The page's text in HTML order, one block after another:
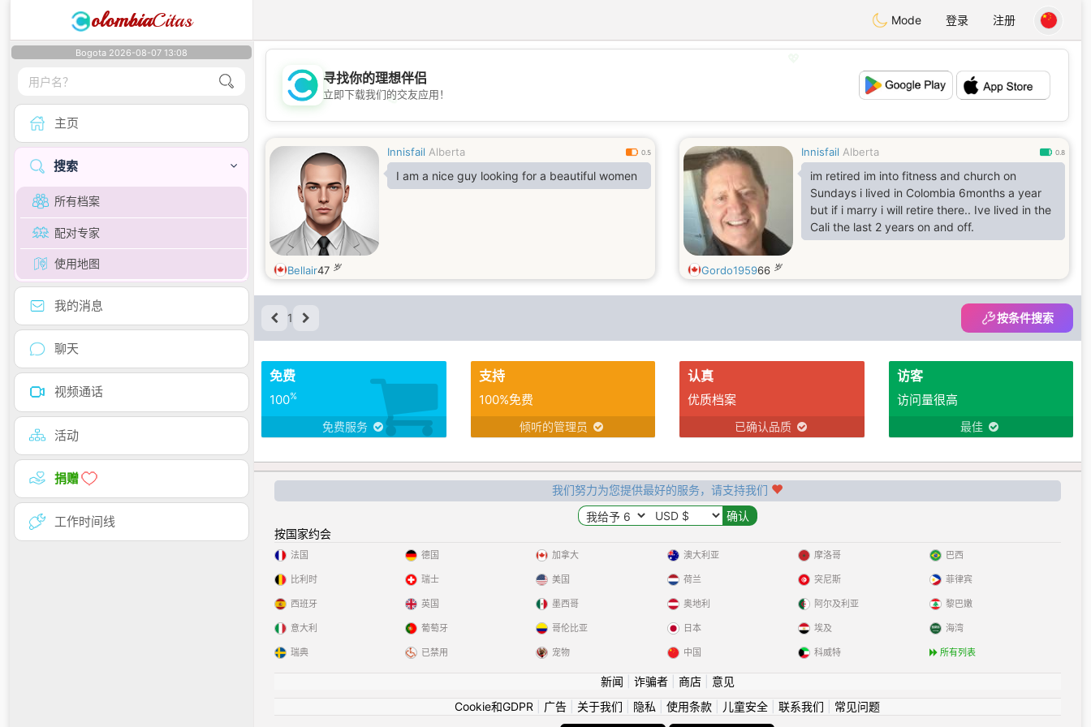
olombiaCitas Mode 登录 注册
Bogota 2026-08-07 13:08
主页
搜索
所有档案
配对专家
使用地图
我的消息
聊天
视频通话
活动
捐赠
工作时间线
💖
💕
寻找你的理想伴侣
立即下载我们的交友应用！
Innisfail Alberta 0.5
I am a nice guy looking for a beautiful women
Bellair47 岁
Innisfail Alberta 0.8
im retired im into fitness and church on
Sundays i lived in Colombia 6months a year
but if i marry i will retire there.. Ive lived in the
Cali the last 2 years on and off.
Gordo195966 岁
1 按条件搜索
免费
100%
免费服务
支持
100%免费
倾听的管理员
认真
优质档案
已确认品质
访客
访问量很高
最佳
我们努力为您提供最好的服务，请支持我们
按国家约会
法国
比利时
西班牙
意大利
瑞典
德国
瑞士
英国
葡萄牙
已禁用
加拿大
美国
墨西哥
哥伦比亚
宠物
澳大利亚
荷兰
奥地利
日本
中国
摩洛哥
突尼斯
阿尔及利亚
埃及
科威特
巴西
菲律宾
黎巴嫩
海湾
所有列表
新闻 诈骗者| 商店| 意见
Cookie和GDPR
广告 关于我们 隐私 使用条款 儿童安全 联系我们 常见问题